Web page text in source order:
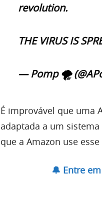
revolution.
THE VIRUS IS
— Pomp 🌪
É improvável que uma
adaptada a um
que a Amazon use
🔔 Entre